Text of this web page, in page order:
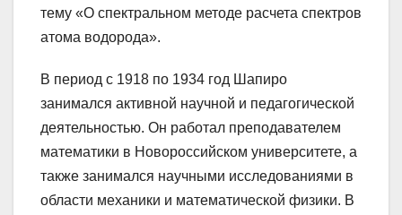
тему «О спектральном методе расчета спектров
атома водорода».
В период с 1918 по 1934 год Шапиро
занимался активной научной и педагогической
деятельностью. Он работал преподавателем
математики в Новороссийском университете, а
также занимался научными исследованиями в
области механики и математической физики. В